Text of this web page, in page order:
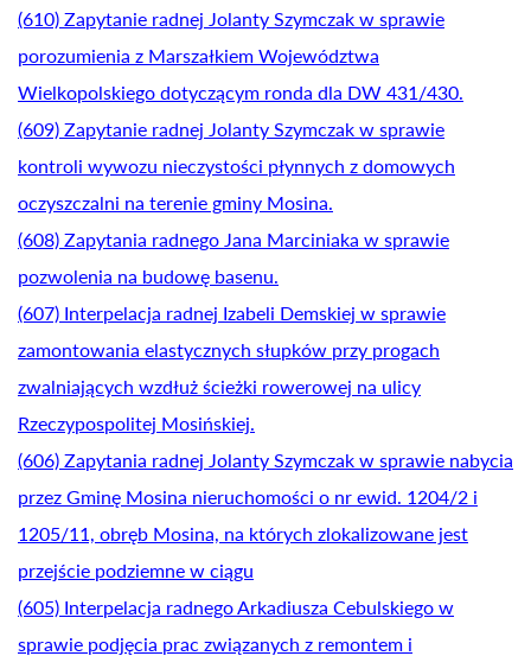
(610) Zapytanie radnej Jolanty Szymczak w sprawie
porozumienia z Marszałkiem Województwa
Wielkopolskiego dotyczącym ronda dla DW 431/430.
(609) Zapytanie radnej Jolanty Szymczak w sprawie
kontroli wywozu nieczystości płynnych z domowych
oczyszczalni na terenie gminy Mosina.
(608) Zapytania radnego Jana Marciniaka w sprawie
pozwolenia na budowę basenu.
(607) Interpelacja radnej Izabeli Demskiej w sprawie
zamontowania elastycznych słupków przy progach
zwalniających wzdłuż ścieżki rowerowej na ulicy
Rzeczypospolitej Mosińskiej.
(606) Zapytania radnej Jolanty Szymczak w sprawie nabycia
przez Gminę Mosina nieruchomości o nr ewid. 1204/2 i
1205/11, obręb Mosina, na których zlokalizowane jest
przejście podziemne w ciągu
(605) Interpelacja radnego Arkadiusza Cebulskiego w
sprawie podjęcia prac związanych z remontem i